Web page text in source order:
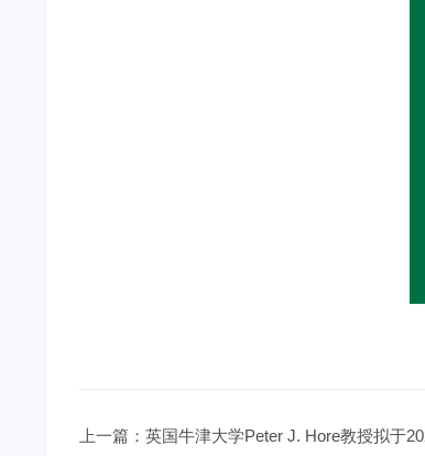
上一篇： 英国牛津大学Peter J. Hore教授拟于